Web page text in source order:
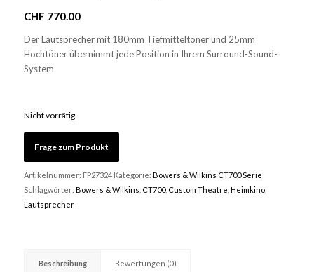
CHF 770.00
Der Lautsprecher mit 180mm Tiefmitteltöner und 25mm
Hochtöner übernimmt jede Position in Ihrem Surround-Sound-
System
Nicht vorrätig
Artikelnummer: FP27324 Kategorie: Bowers & Wilkins CT700 Serie
Schlagwörter: Bowers & Wilkins CT700, Custom Theatre Heimkino,
Lautsprecher
Beschreibung Bewertungen (0)